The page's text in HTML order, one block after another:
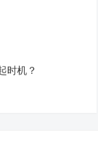
时机？